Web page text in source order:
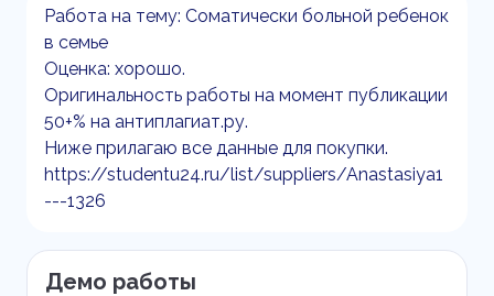
Работа на тему: Соматически больной ребенок
в семье
Оценка: хорошо.
Оригинальность работы на момент публикации
50+% на антиплагиат.ру.
Ниже прилагаю все данные для покупки.
https://studentu24.ru/list/suppliers/Anastasiya1
---1326
Демо работы